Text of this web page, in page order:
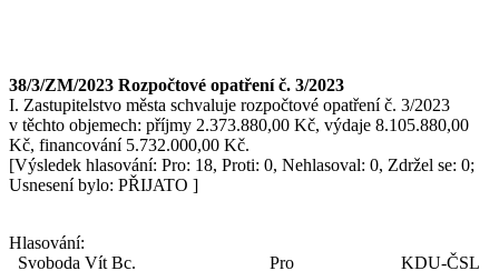
38/3/ZM/2023 Rozpočtové opatření č. 3/2023
I. Zastupitelstvo města schvaluje rozpočtové opatření č. 3/2023
v těchto objemech: příjmy 2.373.880,00 Kč, výdaje 8.105.880,00
Kč, financování 5.732.000,00 Kč.
[Výsledek hlasování: Pro: 18, Proti: 0, Nehlasoval: 0, Zdržel se: 0;
Usnesení bylo: PŘIJATO ]
Hlasování:
Svoboda Vít Bc. Pro KDU-ČSL